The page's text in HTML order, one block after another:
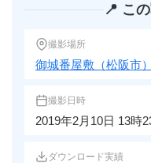
📍 こ
撮影場所
御城番屋敷（松阪市）
撮影日時
2019年2月10日 13時
ダウンロード実績